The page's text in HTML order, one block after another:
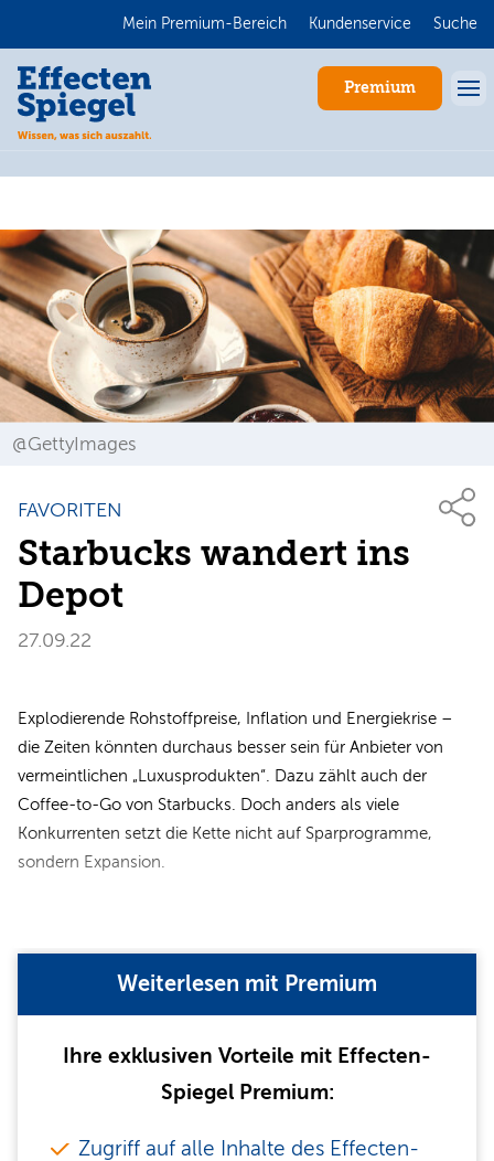
Mein Premium-Bereich Kundenservice Suche
Premium
@GettyImages
FAVORITEN
Starbucks wandert ins
Depot
27.09.22
Explodierende Rohstoffpreise, Inflation und Energiekrise –
die Zeiten könnten durchaus besser sein für Anbieter von
vermeintlichen „Luxusprodukten“. Dazu zählt auch der
Coffee-to-Go von Starbucks. Doch anders als viele
Konkurrenten setzt die Kette nicht auf Sparprogramme,
sondern Expansion.
Weiterlesen mit Premium
Ihre exklusiven Vorteile mit Effecten-
Spiegel Premium:
Zugriff auf alle Inhalte des Effecten-
Anmelden